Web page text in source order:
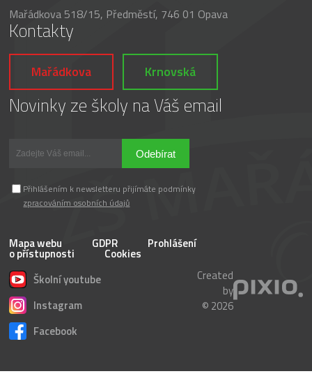
Mařádkova 518/15, Předměstí, 746 01 Opava
Kontakty
Mařádkova Krnovská
Novinky ze školy na Váš email
Odebírat
Přihlášením k newsletteru přijímáte podmínky
zpracováním osobních údajů
Mapa webu GDPR Prohlášení
o přístupnosti
Cookies
Školní youtube
Instagram
Facebook
Created
by
© 2026